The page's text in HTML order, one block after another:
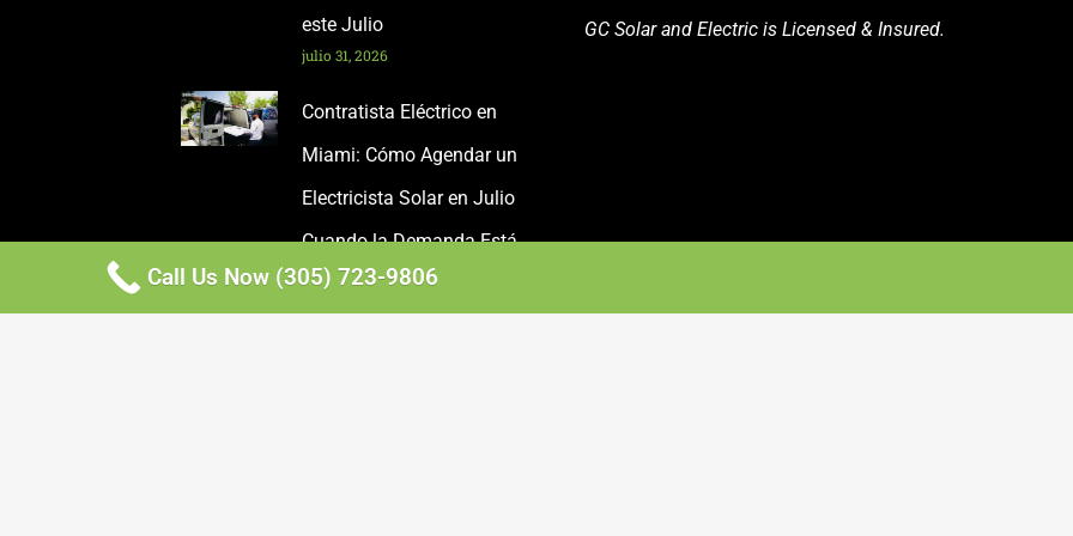
este Julio
julio 31, 2026
Contratista Eléctrico en
Miami: Cómo Agendar un
Electricista Solar en Julio
Cuando la Demanda Está
en su Pico
julio 30, 2026
GC Solar and Electric is Licensed & Insured.
Call Us Now (305) 723-9806